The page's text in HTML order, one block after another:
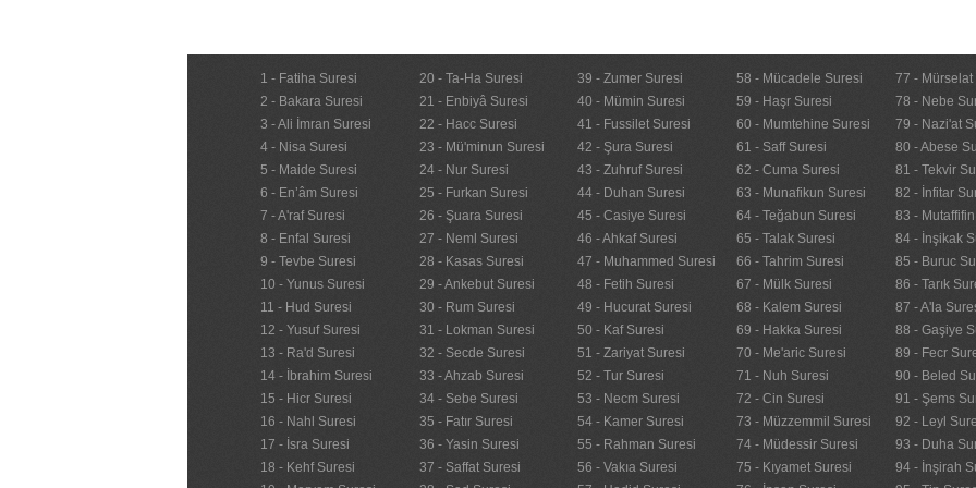
1 - Fatiha Suresi
2 - Bakara Suresi
3 - Ali İmran Suresi
4 - Nisa Suresi
5 - Maide Suresi
6 - En’âm Suresi
7 - A'raf Suresi
8 - Enfal Suresi
9 - Tevbe Suresi
10 - Yunus Suresi
11 - Hud Suresi
12 - Yusuf Suresi
13 - Ra'd Suresi
14 - İbrahim Suresi
15 - Hicr Suresi
16 - Nahl Suresi
17 - İsra Suresi
18 - Kehf Suresi
20 - Ta-Ha Suresi
21 - Enbiyâ Suresi
22 - Hacc Suresi
23 - Mü'minun Suresi
24 - Nur Suresi
25 - Furkan Suresi
26 - Şuara Suresi
27 - Neml Suresi
28 - Kasas Suresi
29 - Ankebut Suresi
30 - Rum Suresi
31 - Lokman Suresi
32 - Secde Suresi
33 - Ahzab Suresi
34 - Sebe Suresi
35 - Fatır Suresi
36 - Yasin Suresi
37 - Saffat Suresi
39 - Zumer Suresi
40 - Mümin Suresi
41 - Fussilet Suresi
42 - Şura Suresi
43 - Zuhruf Suresi
44 - Duhan Suresi
45 - Casiye Suresi
46 - Ahkaf Suresi
47 - Muhammed Suresi
48 - Fetih Suresi
49 - Hucurat Suresi
50 - Kaf Suresi
51 - Zariyat Suresi
52 - Tur Suresi
53 - Necm Suresi
54 - Kamer Suresi
55 - Rahman Suresi
56 - Vakıa Suresi
58 - Mücadele Suresi
59 - Haşr Suresi
60 - Mumtehine Suresi
61 - Saff Suresi
62 - Cuma Suresi
63 - Munafikun Suresi
64 - Teğabun Suresi
65 - Talak Suresi
66 - Tahrim Suresi
67 - Mülk Suresi
68 - Kalem Suresi
69 - Hakka Suresi
70 - Me'aric Suresi
71 - Nuh Suresi
72 - Cin Suresi
73 - Müzzemmil Suresi
74 - Müdessir Suresi
75 - Kıyamet Suresi
77 - Mürselat
78 - Nebe
79 - Nazi'at
80 - Abese
81 - Tekvir
82 - İnfitar
83 -
84 - İnşikak
85 - Buruc
86 - Tarık
87 - A'la
88 - Gaşiye
89 - Fecr
90 - Beled
91 - Şems
92 - Leyl
93 - Duha
94 - İnşirah